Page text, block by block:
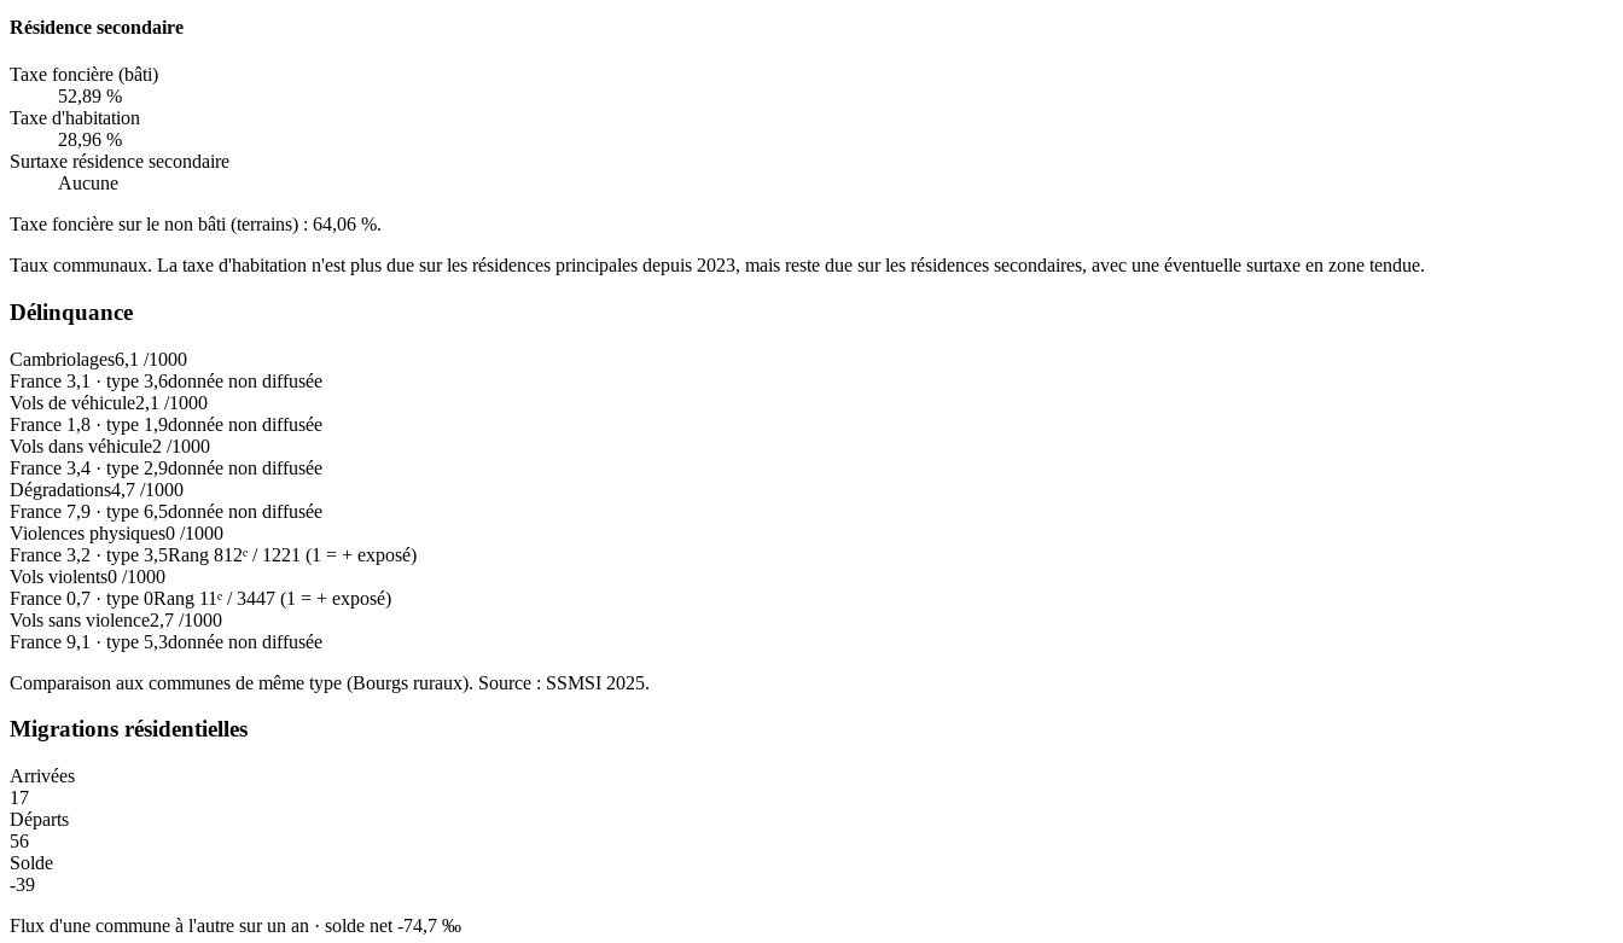
Résidence secondaire
Taxe foncière (bâti)
52,89 %
Taxe d'habitation
28,96 %
Surtaxe résidence secondaire
Aucune
Taxe foncière sur le non bâti (terrains) : 64,06 %.
Taux communaux. La taxe d'habitation n'est plus due sur les résidences principales depuis 2023, mais reste due sur les résidences secondaires, avec une éventuelle surtaxe en zone tendue.
Délinquance
Cambriolages6,1 /1000
France 3,1 · type 3,6donnée non diffusée
Vols de véhicule2,1 /1000
France 1,8 · type 1,9donnée non diffusée
Vols dans véhicule2 /1000
France 3,4 · type 2,9donnée non diffusée
Dégradations4,7 /1000
France 7,9 · type 6,5donnée non diffusée
Violences physiques0 /1000
France 3,2 · type 3,5Rang 812ᵉ / 1221 (1 = + exposé)
Vols violents0 /1000
France 0,7 · type 0Rang 11ᵉ /3447 (1 = + exposé)
Vols sans violence2,7 /1000
France 9,1 · type 5,3donnée non diffusée
Comparaison aux communes de même type (Bourgs ruraux). Source : SSMSI 2025.
Migrations résidentielles
Arrivées
17
Départs
56
Solde
-39
Flux d'une commune à l'autre sur un an · solde net -74,7 ‰